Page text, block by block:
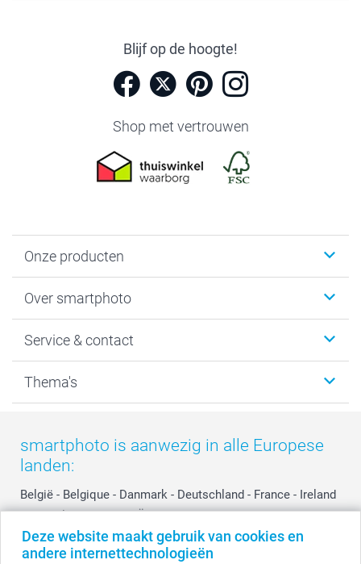
Deze website maakt gebruik van cookies en
andere internettechnologieën
Blijf op de hoogte!
Shop met vertrouwen
Onze producten
Fotoboeken
Fotocadeaus
Kaarten
Over smartphoto
Vacatures
Bestelproces
Privacy
Cookiebeleid
Reviews
Prijslijst
Investor Relations
Service & contact
Tevredenheidsgarantie
smartbonus
smartfriends
service@smartphoto.nl
Affiliate partnerprogramma
Partnerships
Influencer partnerprogramma
Thema's
Moederdag
Vaderdag
Huwelijk
smartphoto is aanwezig in alle Europese
landen:
België - Belgique - Danmark - Deutschland - France - Ireland
- Nederland - Norge - Österreich - Schweiz - Suisse -
Switzerland - Suomi - Sverige - United Kingdom -
Other Countries